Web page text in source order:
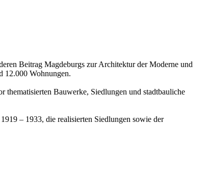
Beitrag Magdeburgs zur Architektur der Moderne und
12.000 Wohnungen.
thematisierten Bauwerke, Siedlungen und stadtbauliche
– 1933, die realisierten Siedlungen sowie der